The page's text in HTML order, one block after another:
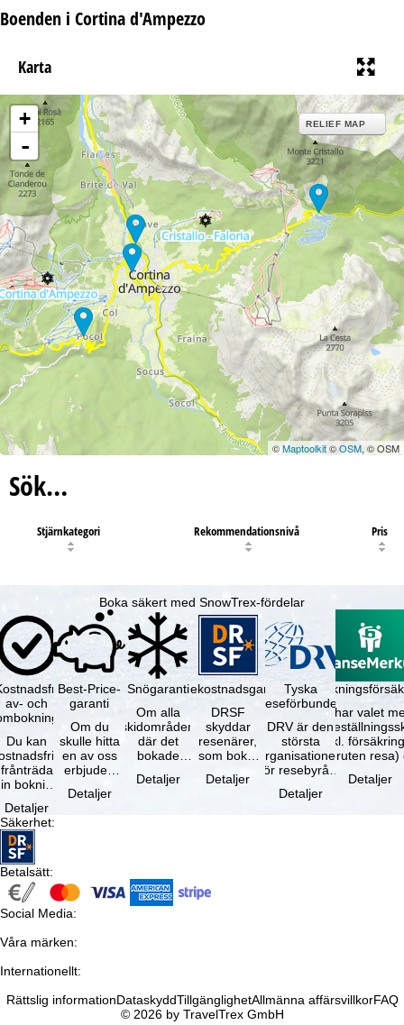
Boenden i Cortina d'Ampezzo
Karta
+
-
RELIEF MAP
©Maptoolkit©OSM, © OSM
Sök…
Stjärnkategori Rekommendationsnivå Pris
Boka säkert med SnowTrex-fördelar
av- och
Du kan
frånträda
bokning
efter
…
Detaljer
Best-Price-
garanti
Om du
skulle hitta
en av oss
erbjuden
samma
Detaljer
Snögaranti
Om alla
skidområden
där det
bokade
gäller –
Detaljer
Resekostnadsgaranti
DRSF
skyddar
resenärer,
som bokat
paketresa
Detaljer
Tyska
reseförbundet
DRV är den
största
organisationen
för resebyråer
researrangörer
Detaljer
Du har valet
(inkl.
avbruten resa)
Detaljer
Säkerhet:
Betalsätt:
Social Media:
Våra märken:
Internationellt:
Rättslig informationDataskyddTillgänglighetAllmänna affärsvillkorFAQ
© 2026 by TravelTrex GmbH